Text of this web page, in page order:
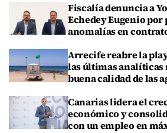
Fiscalía denuncia a
Echedey Eugenio por
anomalías en
Arrecife reabre la
las últimas analíticas
buena calidad de las
Canarias lidera el
económico y
con un empleo en